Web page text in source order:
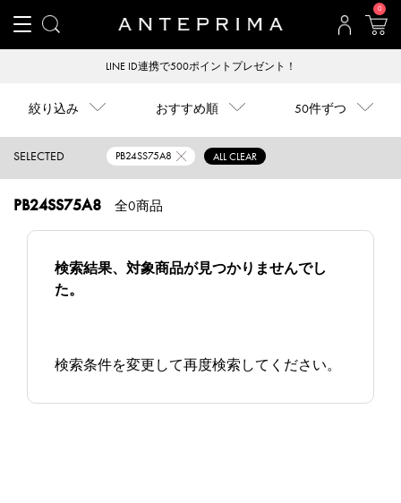
0
LINE ID連携で500ポイントプレゼント！
絞り込み おすすめ順 50件ずつ
SELECTED PB24SS75A8 ALL CLEAR
PB24SS75A8 全0商品
検索結果、対象商品が見つかりませんでし
た。
検索条件を変更して再度検索してください。